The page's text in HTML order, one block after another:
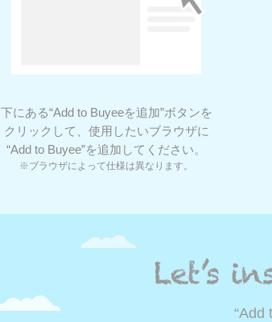
下にある“Add to Buyeeを追加”ボタンを
クリックして、使用したいブラウザに
“Add to Buyee”を追加してください。
※ブラウザによって仕様は異なります。
“Add